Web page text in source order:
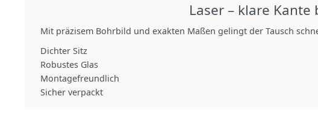
Laser – klare Kante
Mit präzisem Bohrbild und exakten Maßen gelingt der Tausch
Dichter Sitz
Robustes Glas
Montagefreundlich
Sicher verpackt